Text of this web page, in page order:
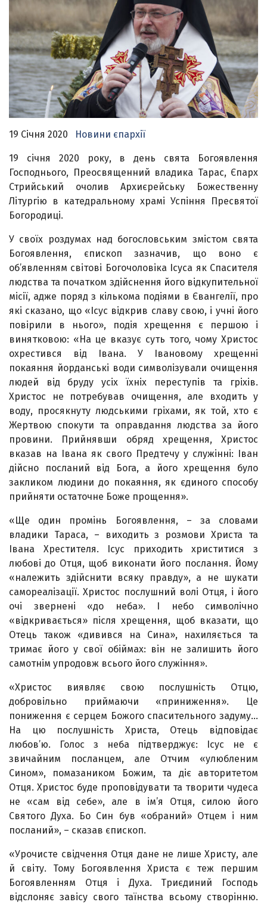
19 Січня 2020 Новини єпархії
19 січня 2020 року, в день свята Богоявлення
Господнього, Преосвященний владика Тарас, Єпарх
Стрийський очолив Архиєрейську Божественну
Літургію в катедральному храмі Успіння Пресвятої
Богородиці.
У своїх роздумах над богословським змістом свята
Богоявлення, єпископ зазначив, що воно є
об’явленням світові Богочоловіка Ісуса як Спасителя
людства та початком здійснення його відкупительної
місії, адже поряд з кількома подіями в Євангелії, про
які сказано, що «Ісус відкрив славу свою, і учні його
повірили в нього», подія хрещення є першою і
винятковою: «На це вказує суть того, чому Христос
охрестився від Івана. У Івановому хрещенні
покаяння йорданські води символізували очищення
людей від бруду усіх їхніх переступів та гріхів.
Христос не потребував очищення, але входить у
воду, просякнуту людськими гріхами, як той, хто є
Жертвою спокути та оправдання людства за його
провини. Прийнявши обряд хрещення, Христос
вказав на Івана як свого Предтечу у служінні: Іван
дійсно посланий від Бога, а його хрещення було
закликом людини до покаяння, як єдиного способу
прийняти остаточне Боже прощення».
«Ще один промінь Богоявлення, – за словами
владики Тараса, – виходить з розмови Христа та
Івана Хрестителя. Ісус приходить христитися з
любові до Отця, щоб виконати його послання. Йому
«належить здійснити всяку правду», а не шукати
самореалізації. Христос послушний волі Отця, і його
очі звернені «до неба». І небо символічно
«відкривається» після хрещення, щоб вказати, що
Отець також «дивився на Сина», нахиляється та
тримає його у свої обіймах: він не залишить його
самотнім упродовж всього його служіння».
«Христос виявляє свою послушність Отцю,
добровільно приймаючи «приниження». Це
пониження є серцем Божого спасительного задуму…
На цю послушність Христа, Отець відповідає
любов’ю. Голос з неба підтверджує: Ісус не є
звичайним посланцем, але Отчим «улюбленим
Сином», помазаником Божим, та діє авторитетом
Отця. Христос буде проповідувати та творити чудеса
не «сам від себе», але в ім’я Отця, силою його
Святого Духа. Бо Син був «обраний» Отцем і ним
посланий», – сказав єпископ.
«Урочисте свідчення Отця дане не лише Христу, але
й світу. Тому Богоявлення Христа є теж першим
Богоявленням Отця і Духа. Триєдиний Господь
відслоняє завісу свого таїнства всьому створінню.